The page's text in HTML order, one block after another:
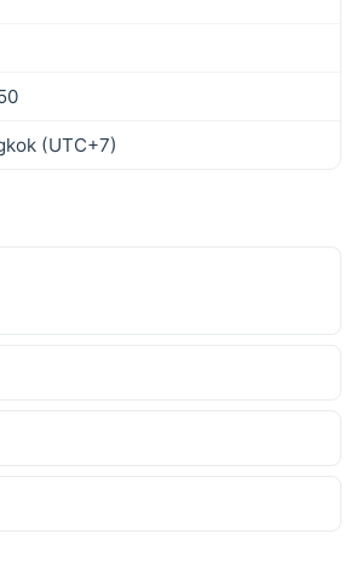
(UTC+7)